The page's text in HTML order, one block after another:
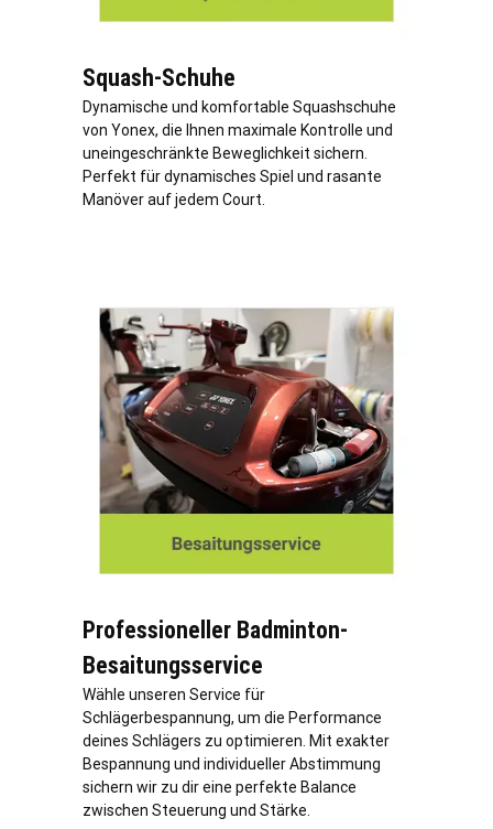
Squash-Schuhe
Dynamische und komfortable Squashschuhe
von Yonex, die Ihnen maximale Kontrolle und
uneingeschränkte Beweglichkeit sichern.
Perfekt für dynamisches Spiel und rasante
Manöver auf jedem Court.
Professioneller Badminton-
Besaitungsservice
Wähle unseren Service für
Schlägerbespannung, um die Performance
deines Schlägers zu optimieren. Mit exakter
Bespannung und individueller Abstimmung
sichern wir zu dir eine perfekte Balance
zwischen Steuerung und Stärke.